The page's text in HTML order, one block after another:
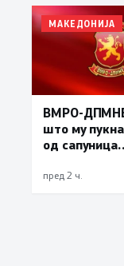
МАКЕДОНИЈА
ВМРО-
што му
од сапуница
така на
пред 2 ч.